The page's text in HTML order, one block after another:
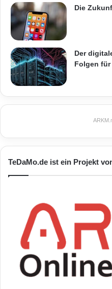
Die
Der
Folgen für
TeDaMo.de ist ein Projekt